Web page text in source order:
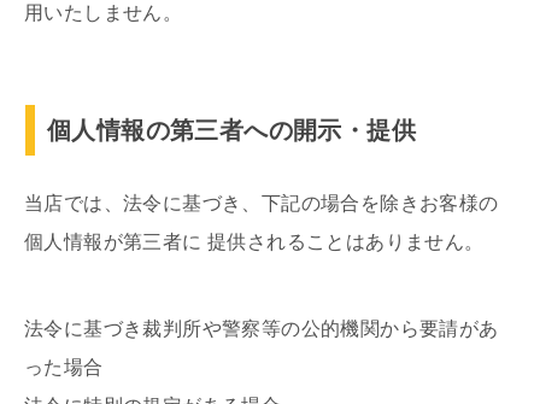
用いたしません。
個人情報の第三者への開示・提供
当店では、法令に基づき、下記の場合を除きお客様の
個人情報が第三者に 提供されることはありません。
法令に基づき裁判所や警察等の公的機関から要請があ
った場合